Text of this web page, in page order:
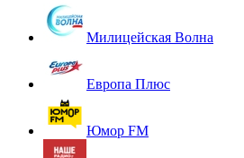
Милицейская Волна
Европа Плюс
Юмор FM